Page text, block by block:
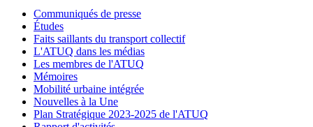
Communiqués de presse
Études
Faits saillants du transport collectif
L'ATUQ dans les médias
Les membres de l'ATUQ
Mémoires
Mobilité urbaine intégrée
Nouvelles à la Une
Plan Stratégique 2023-2025 de l'ATUQ